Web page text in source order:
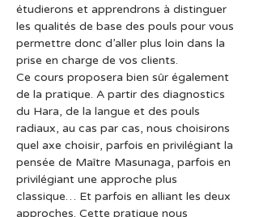
étudierons et apprendrons à distinguer
les qualités de base des pouls pour vous
permettre donc d’aller plus loin dans la
prise en charge de vos clients.
Ce cours proposera bien sûr également
de la pratique. A partir des diagnostics
du Hara, de la langue et des pouls
radiaux, au cas par cas, nous choisirons
quel axe choisir, parfois en privilégiant la
pensée de Maître Masunaga, parfois en
privilégiant une approche plus
classique… Et parfois en alliant les deux
approches. Cette pratique nous